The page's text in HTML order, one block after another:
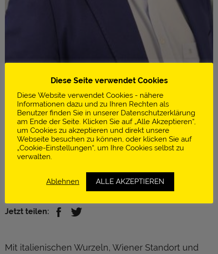
Infos
Morandell
https://morandell.com/
Jetzt teilen:
Mit italienischen Wurzeln, Wiener Standort und
Diese Seite verwendet Cookies
Diese Website verwendet Cookies - nähere
Informationen dazu und zu Ihren Rechten als
Benutzer finden Sie in unserer Datenschutzerklärung
am Ende der Seite. Klicken Sie auf „Alle Akzeptieren“,
um Cookies zu akzeptieren und direkt unsere
Webseite besuchen zu können, oder klicken Sie auf
„Cookie-Einstellungen“, um Ihre Cookies selbst zu
verwalten.
Ablehnen ALLE AKZEPTIEREN